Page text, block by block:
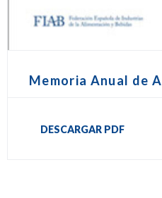
Memoria Anual de
DESCARGAR PDF